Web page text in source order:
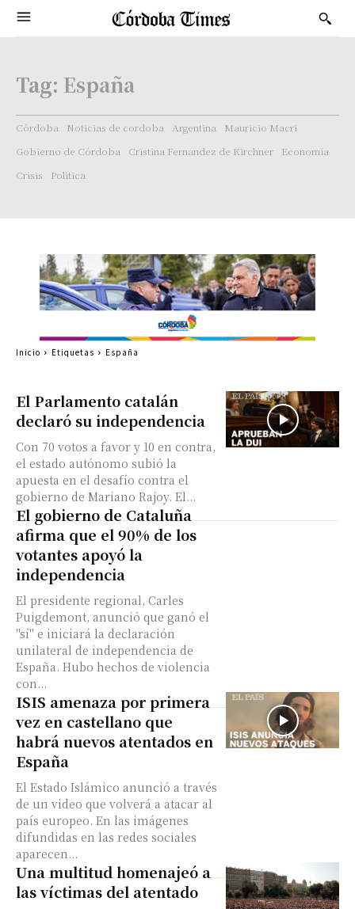
Tag: España
Córdoba Noticias de cordoba Argentina
Mauricio Macri
Gobierno de Córdoba
Cristina Fernandez de Kirchner
Economía
Crisis
Politica
El Parlamento catalán
declaró su independencia
Con 70 votos a favor y 10 en contra,
el estado autónomo subió la
apuesta en el desafío contra el
gobierno de Mariano Rajoy. El...
El gobierno de Cataluña
afirma que el 90% de los
votantes apoyó la
independencia
El presidente regional, Carles
Puigdemont, anunció que ganó el
"sí" e iniciará la declaración
unilateral de independencia de
España. Hubo hechos de violencia
con...
ISIS amenaza por primera
vez en castellano que
habrá nuevos atentados en
España
El Estado Islámico anunció a través
de un video que volverá a atacar al
país europeo. En las imágenes
difundidas en las redes sociales
aparecen...
Una multitud homenajeó a
las víctimas del atentado
Inicio Etiquetas España